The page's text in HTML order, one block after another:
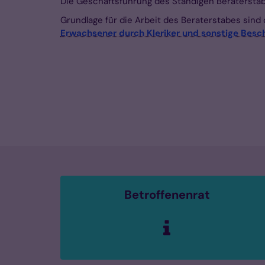
Grundlage für die Arbeit des Beraterstabes sind
Erwachsener durch Kleriker und sonstige
Betroffenenrat